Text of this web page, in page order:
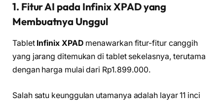
1. Fitur AI pada Infinix XPAD yang
Membuatnya Unggul
Tablet Infinix XPAD menawarkan fitur-fitur canggih
yang jarang ditemukan di tablet sekelasnya, terutama
dengan harga mulai dari Rp1.899.000.
Salah satu keunggulan utamanya adalah layar 11 inci